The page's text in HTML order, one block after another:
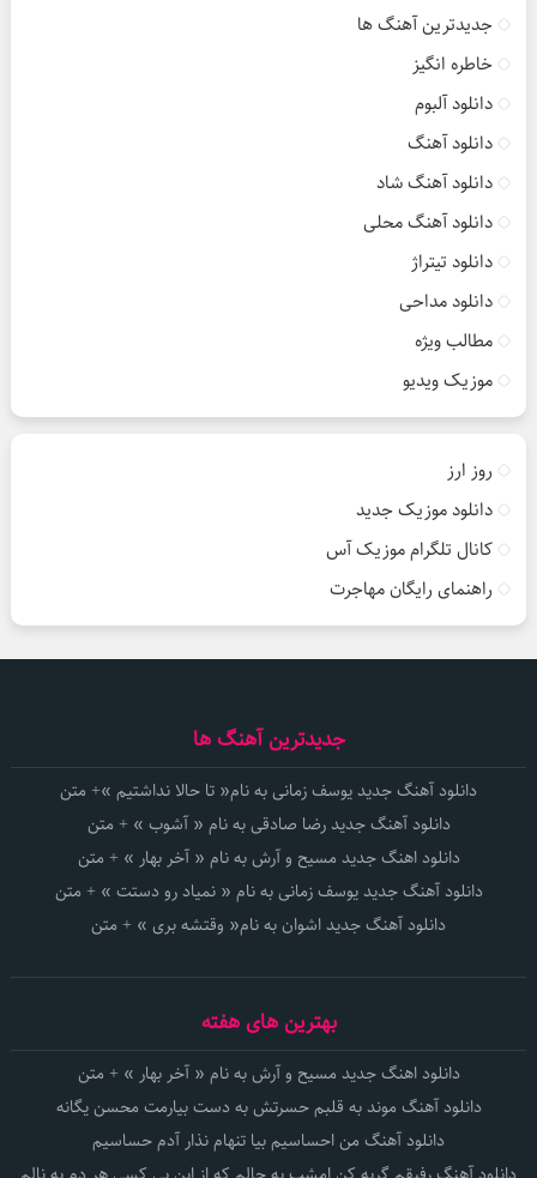
جدیدترین آهنگ ها
خاطره انگیز
دانلود آلبوم
دانلود آهنگ
دانلود آهنگ شاد
دانلود آهنگ محلی
دانلود تیتراژ
دانلود مداحی
مطالب ویژه
موزیک ویدیو
روز ارز
دانلود موزیک جدید
کانال تلگرام موزیک آس
راهنمای رایگان مهاجرت
جدیدترین آهنگ ها
دانلود آهنگ جدید یوسف زمانی به نام« تا حالا نداشتیم »+ متن
دانلود آهنگ جدید رضا صادقی به نام « آشوب » + متن
دانلود اهنگ جدید مسیح و آرش به نام « آخر بهار » + متن
دانلود آهنگ جدید یوسف زمانی به نام « نمیاد رو دستت » + متن
دانلود آهنگ جدید اشوان به نام« وقتشه بری » + متن
بهترین های هفته
دانلود اهنگ جدید مسیح و آرش به نام « آخر بهار » + متن
دانلود آهنگ موند به قلبم حسرتش به دست بیارمت محسن یگانه
دانلود آهنگ من احساسیم بیا تنهام نذار آدم حساسیم